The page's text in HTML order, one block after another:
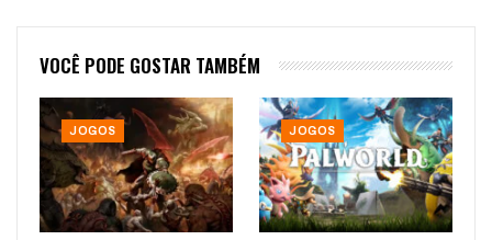
VOCÊ PODE GOSTAR TAMBÉM
JOGOS JOGOS